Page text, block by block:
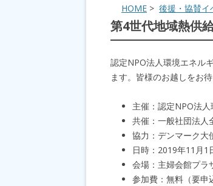
HOME > 後援・協賛イ
第4世代地域熱供
認定NPO法人環境エネル
ます。皆様のお越しをお待
主催：認定NPO法
共催：一般社団法人
協力：デンマーク大
日時：2019年11月1
会場：主婦会館プラ
参加費：無料（要申